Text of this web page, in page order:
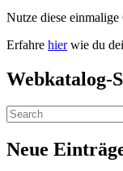
Nutze diese
Erfahre hierwie du
Webkatalog-
Neue